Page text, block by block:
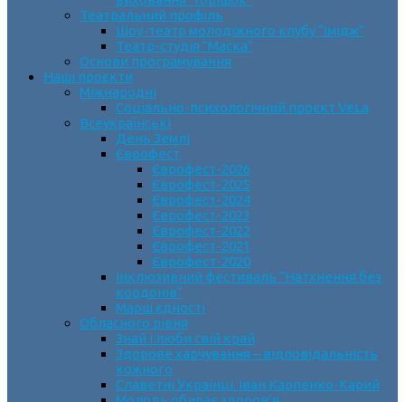
Театральний профіль
Шоу-театр молодіжного клубу “Імідж”
Театр-студія “Маска”
Основи програмування
Наші проєкти
Міжнародні
Соціально-психологічний проєкт VeLa
Всеукраїнські
День Землі
Єврофест
Єврофест-2026
Єврофест-2025
Єврофест-2024
Єврофест-2023
Єврофест-2022
Єврофест-2021
Єврофест-2020
Інклюзивний фестиваль “Натхнення без
кордонів”
Марш єдності
Обласного рівня
Знай і люби свій край
Здорове харчування – відповідальність
кожного
Славетні Українці. Іван Карпенко-Карий